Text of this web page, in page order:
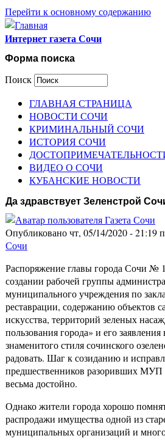
Перейти к основному содержанию
Интернет газета Сочи
Форма поиска
Поиск
ГЛАВНАЯ СТРАНИЦА
НОВОСТИ СОЧИ
КРИМИНАЛЬНЫЙ СОЧИ
ИСТОРИЯ СОЧИ
ВИДЕО О СОЧИ
КУБАНСКИЕ НОВОСТИ
Да здравствует Зеленстрой
Опубликовано чт, 05/14/2020 - 21:19
Сочи
Распоряжение главы города Сочи №
создании рабочей группы
муниципального учреждения по
реставрации, содержанию объектов
искусства, территорий зеленых
пользования города» и его
знаменитого стиля сочинского
радовать. Шаг к созиданию и
предшественников разоривших МУП
весьма достойно.
Однако жители города хорошо
распродажи имущества одной из
муниципальных организаций и